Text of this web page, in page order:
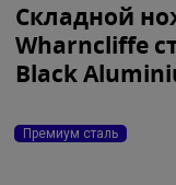
Складной
Wharncliffe
Black
Премиум сталь